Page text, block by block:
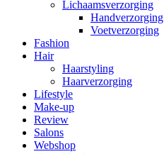
Lichaamsverzorging
Handverzorging
Voetverzorging
Fashion
Hair
Haarstyling
Haarverzorging
Lifestyle
Make-up
Review
Salons
Webshop